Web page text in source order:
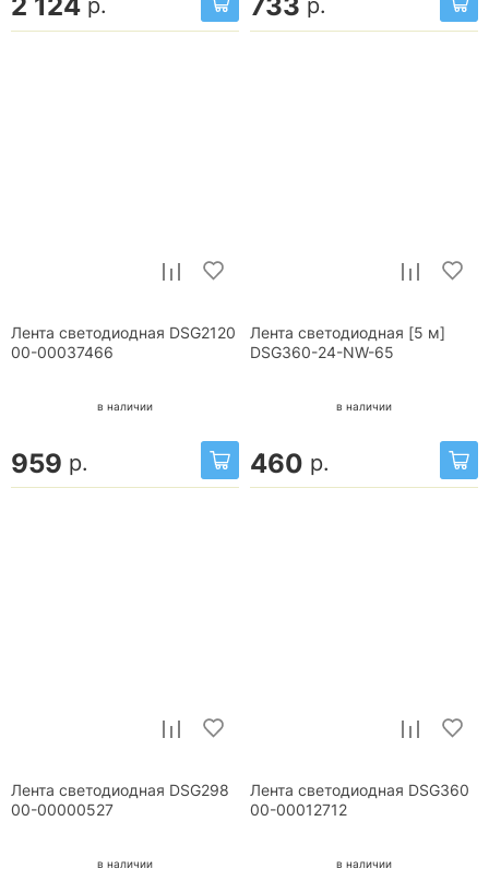
р. р.
Лента светодиодная DSG2120
00-00037466
в наличии
959 р.
Лента светодиодная [5 м]
DSG360-24-NW-65
в наличии
460 р.
Лента светодиодная DSG298
00-00000527
в наличии
Лента светодиодная DSG360
00-00012712
в наличии